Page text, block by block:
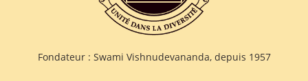
Fondateur : Swami Vishnudevananda, depuis 1957